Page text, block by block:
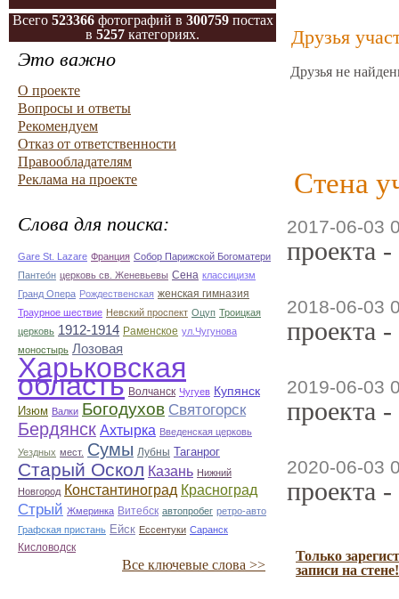
Всего 523366фотографий в 300759постах
в 5257 категориях.
Это важно
О проекте
Вопросы и ответы
Рекомендуем
Отказ от ответственности
Правообладателям
Реклама на проекте
Слова для поиска:
Gare St. Lazare Франция Собор Парижской Богоматери
Пантео́н церковь св. Женевьевы Сена классицизм
Гранд Опера Рождественская женская гимназия
Траурное шествие Невский проспект Оцуп Троицкая
церковь 1912-1914 Раменское ул.Чугунова
моностырь Лозовая
Харьковская
область Волчанск Чугуев Купянск
Изюм Валки Богодухов Святогорск
Бердянск Ахтырка Введенская церковь
Уездных мест. Сумы Лубны Таганрог
Старый Оскол Казань Нижний
Новгород Константиноград Красноград
Стрый Жмеринка Витебск автопробег ретро-авто
Графская пристань Ейск Ессентуки Саранск
Кисловодск
Все ключевые слова >>
Друзья
Друзья не
Стена
2017-06-03
проекта
2018-06-03
проекта
2019-06-03
проекта
2020-06-03
проекта
Только
записи на стене!